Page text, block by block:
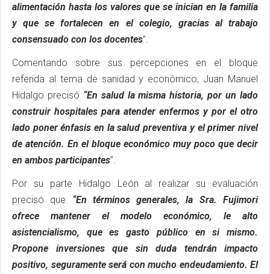
alimentación hasta los valores que se inician en la familia
y que se fortalecen en el colegio, gracias al trabajo
consensuado con los docentes”.
Comentando sobre sus percepciones en el bloque
referida al tema de sanidad y económico, Juan Manuel
Hidalgo precisó “En salud la misma historia, por un lado
construir hospitales para atender enfermos y por el otro
lado poner énfasis en la salud preventiva y el primer nivel
de atención. En el bloque económico muy poco que decir
en ambos participantes”.
Por su parte Hidalgo León al realizar su evaluación
precisó que “En términos generales, la Sra. Fujimori
ofrece mantener el modelo económico, le alto
asistencialismo, que es gasto público en si mismo.
Propone inversiones que sin duda tendrán impacto
positivo, seguramente será con mucho endeudamiento. El